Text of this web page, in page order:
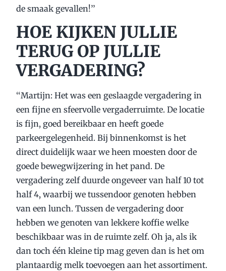
de smaak gevallen!’’
HOE KIJKEN JULLIE
TERUG OP JULLIE
VERGADERING?
‘‘Martijn: Het was een geslaagde vergadering in
een fijne en sfeervolle vergaderruimte. De locatie
is fijn, goed bereikbaar en heeft goede
parkeergelegenheid. Bij binnenkomst is het
direct duidelijk waar we heen moesten door de
goede bewegwijzering in het pand. De
vergadering zelf duurde ongeveer van half 10 tot
half 4, waarbij we tussendoor genoten hebben
van een lunch. Tussen de vergadering door
hebben we genoten van lekkere koffie welke
beschikbaar was in de ruimte zelf. Oh ja, als ik
dan toch één kleine tip mag geven dan is het om
plantaardig melk toevoegen aan het assortiment.